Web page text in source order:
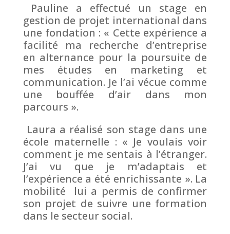
Pauline a effectué un stage en
gestion de projet international dans
une fondation : « Cette expérience a
facilité ma recherche d’entreprise
en alternance pour la poursuite de
mes études en marketing et
communication. Je l’ai vécue comme
une bouffée d’air dans mon
parcours ».
Laura a réalisé son stage dans une
école maternelle : « Je voulais voir
comment je me sentais à l’étranger.
J’ai vu que je m’adaptais et
l’expérience a été enrichissante ». La
mobilité lui a permis de confirmer
son projet de suivre une formation
dans le secteur social.